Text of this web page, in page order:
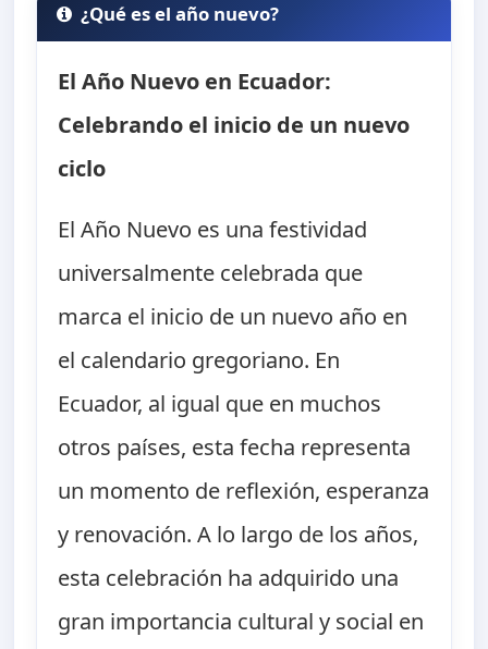
¿Qué es el año nuevo?
El Año Nuevo en Ecuador:
Celebrando el inicio de un nuevo
ciclo
El Año Nuevo es una festividad
universalmente celebrada que
marca el inicio de un nuevo año en
el calendario gregoriano. En
Ecuador, al igual que en muchos
otros países, esta fecha representa
un momento de reflexión, esperanza
y renovación. A lo largo de los años,
esta celebración ha adquirido una
gran importancia cultural y social en